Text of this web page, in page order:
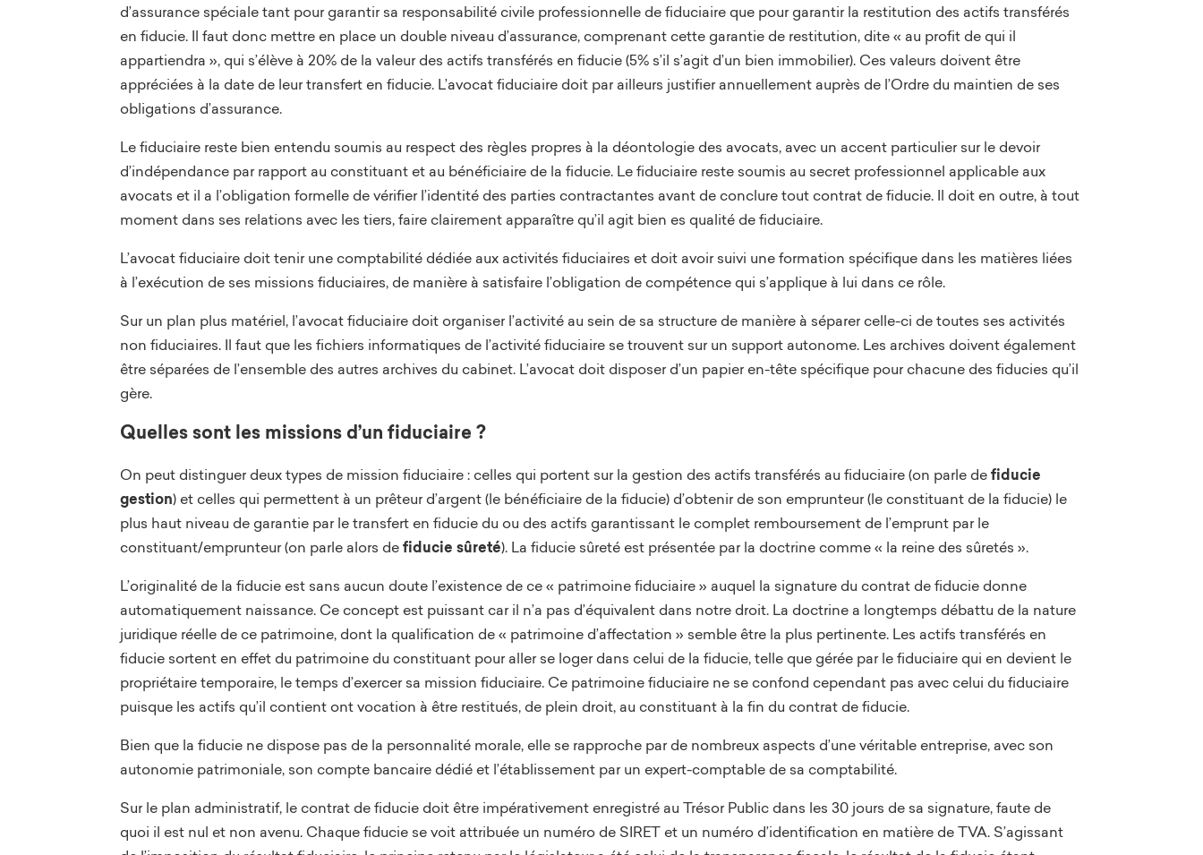
d’assurance spéciale tant pour garantir sa responsabilité civile professionnelle de fiduciaire que pour garantir la restitution des actifs transférés
en fiducie. Il faut donc mettre en place un double niveau d’assurance, comprenant cette garantie de restitution, dite « au profit de qui il
appartiendra », qui s’élève à 20% de la valeur des actifs transférés en fiducie (5% s’il s’agit d’un bien immobilier). Ces valeurs doivent être
appréciées à la date de leur transfert en fiducie. L’avocat fiduciaire doit par ailleurs justifier annuellement auprès de l’Ordre du maintien de ses
obligations d’assurance.
Le fiduciaire reste bien entendu soumis au respect des règles propres à la déontologie des avocats, avec un accent particulier sur le devoir
d’indépendance par rapport au constituant et au bénéficiaire de la fiducie. Le fiduciaire reste soumis au secret professionnel applicable aux
avocats et il a l’obligation formelle de vérifier l’identité des parties contractantes avant de conclure tout contrat de fiducie. Il doit en outre, à tout
moment dans ses relations avec les tiers, faire clairement apparaître qu’il agit bien es qualité de fiduciaire.
L’avocat fiduciaire doit tenir une comptabilité dédiée aux activités fiduciaires et doit avoir suivi une formation spécifique dans les matières liées
à l’exécution de ses missions fiduciaires, de manière à satisfaire l’obligation de compétence qui s’applique à lui dans ce rôle.
Sur un plan plus matériel, l’avocat fiduciaire doit organiser l’activité au sein de sa structure de manière à séparer celle-ci de toutes ses activités
non fiduciaires. Il faut que les fichiers informatiques de l’activité fiduciaire se trouvent sur un support autonome. Les archives doivent également
être séparées de l’ensemble des autres archives du cabinet. L’avocat doit disposer d’un papier en-tête spécifique pour chacune des fiducies qu’il
gère.
Quelles sont les missions d’un fiduciaire ?
On peut distinguer deux types de mission fiduciaire : celles qui portent sur la gestion des actifs transférés au fiduciaire (on parle defiducie
gestion) et celles qui permettent à un prêteur d’argent (le bénéficiaire de la fiducie) d’obtenir de son emprunteur (le constituant de la fiducie) le
plus haut niveau de garantie par le transfert en fiducie du ou des actifs garantissant le complet remboursement de l’emprunt par le
constituant/emprunteur (on parle alors defiducie sûreté). La fiducie sûreté est présentée par la doctrine comme « la reine des sûretés ».
L’originalité de la fiducie est sans aucun doute l’existence de ce « patrimoine fiduciaire » auquel la signature du contrat de fiducie donne
automatiquement naissance. Ce concept est puissant car il n’a pas d’équivalent dans notre droit. La doctrine a longtemps débattu de la nature
juridique réelle de ce patrimoine, dont la qualification de « patrimoine d’affectation » semble être la plus pertinente. Les actifs transférés en
fiducie sortent en effet du patrimoine du constituant pour aller se loger dans celui de la fiducie, telle que gérée par le fiduciaire qui en devient le
propriétaire temporaire, le temps d’exercer sa mission fiduciaire. Ce patrimoine fiduciaire ne se confond cependant pas avec celui du fiduciaire
puisque les actifs qu’il contient ont vocation à être restitués, de plein droit, au constituant à la fin du contrat de fiducie.
Bien que la fiducie ne dispose pas de la personnalité morale, elle se rapproche par de nombreux aspects d’une véritable entreprise, avec son
autonomie patrimoniale, son compte bancaire dédié et l’établissement par un expert-comptable de sa comptabilité.
Sur le plan administratif, le contrat de fiducie doit être impérativement enregistré au Trésor Public dans les 30 jours de sa signature, faute de
quoi il est nul et non avenu. Chaque fiducie se voit attribuée un numéro de SIRET et un numéro d’identification en matière de TVA. S’agissant